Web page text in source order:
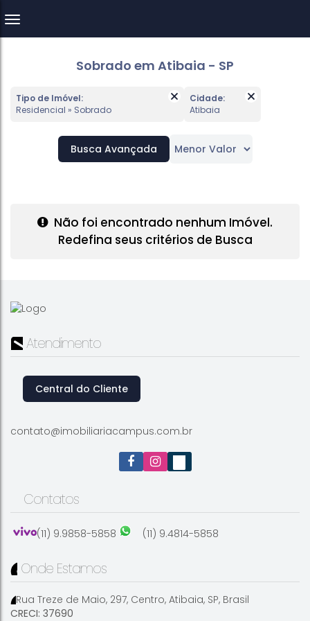
Sobrado em Atibaia - SP
Tipo de Imóvel:
Residencial » Sobrado
Cidade:
Atibaia
Busca Avançada
Não foi encontrado nenhum Imóvel.
Redefina seus critérios de Busca
Atendimento
Central do Cliente
contato@imobiliariacampus.com.br
Contatos
(11) 9.9858-5858 (11) 9.4814-5858
Onde Estamos
Rua Treze de Maio, 297, Centro, Atibaia, SP, Brasil
CRECI: 37690